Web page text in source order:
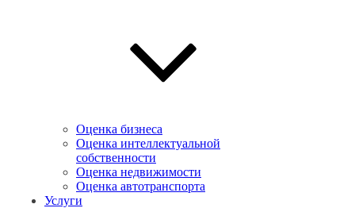
Оценка бизнеса
Оценка интеллектуальной
собственности
Оценка недвижимости
Оценка автотранспорта
Услуги